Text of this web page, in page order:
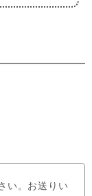
い。お送りい